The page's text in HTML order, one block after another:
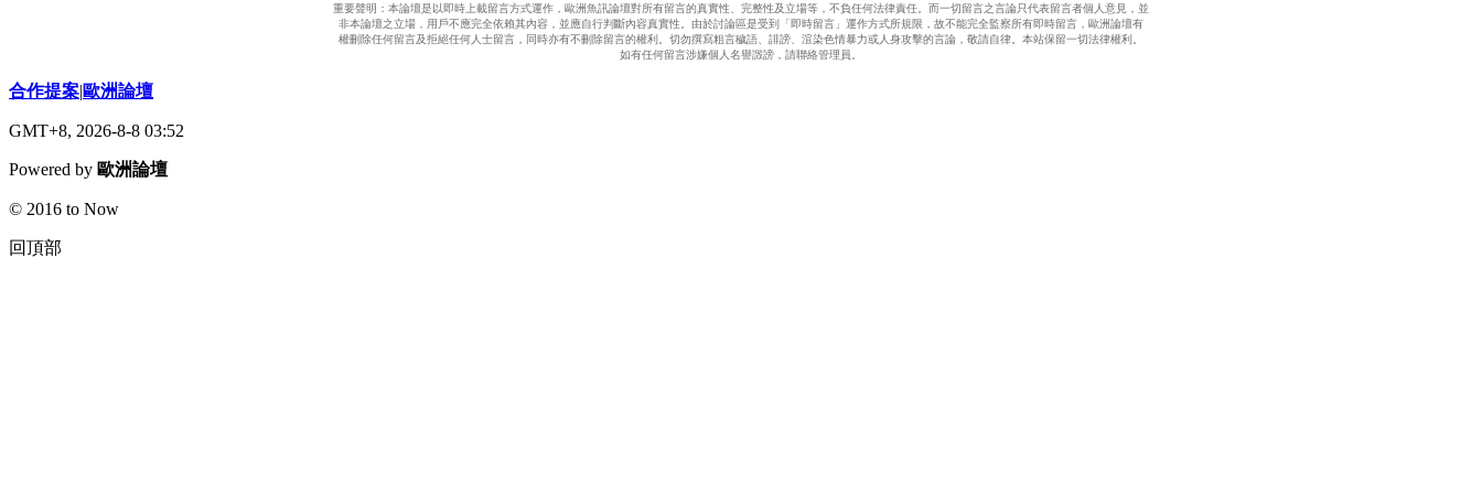
重要聲明：本論壇是以即時上載留言方式運作，歐洲魚訊論壇對所有留言的真實性、完整性及立場等，不負任何法律責任。而一切留言之言論只代表留言者個人意見，並
非本論壇之立場，用戶不應完全依賴其內容，並應自行判斷內容真實性。由於討論區是受到「即時留言」運作方式所規限，故不能完全監察所有即時留言，歐洲論壇有
權刪除任何留言及拒絕任何人士留言，同時亦有不刪除留言的權利。切勿撰寫粗言穢語、誹謗、渲染色情暴力或人身攻擊的言論，敬請自律。本站保留一切法律權利。
如有任何留言涉嫌個人名譽譭謗，請聯絡管理員。
合作提案|歐洲論壇
GMT+8, 2026-8-8 03:52
Powered by 歐洲論壇
© 2016 to Now
回頂部